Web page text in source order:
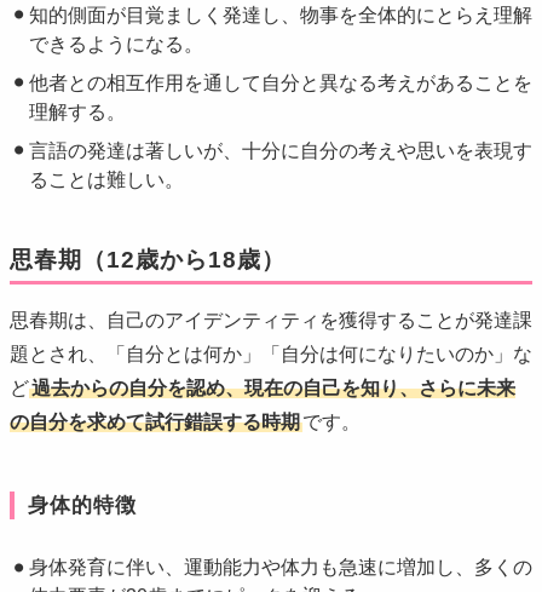
知的側面が目覚ましく発達し、物事を全体的にとらえ理解
できるようになる。
他者との相互作用を通して自分と異なる考えがあることを
理解する。
言語の発達は著しいが、十分に自分の考えや思いを表現す
ることは難しい。
思春期（12歳から18歳）
思春期は、自己のアイデンティティを獲得することが発達課
題とされ、「自分とは何か」「自分は何になりたいのか」な
ど過去からの自分を認め、現在の自己を知り、さらに未来
の自分を求めて試行錯誤する時期です。
身体的特徴
身体発育に伴い、運動能力や体力も急速に増加し、多くの